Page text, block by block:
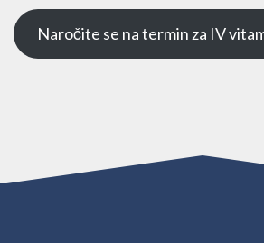
homeostaze telesa, se obrnite na naše
povprašajte o storitvi vitaminska